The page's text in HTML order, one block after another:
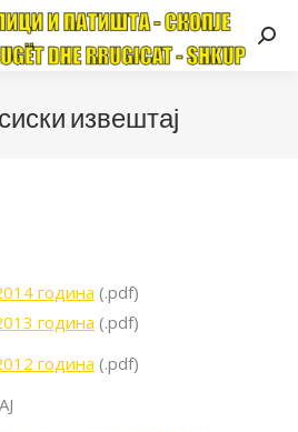
извештај
година (.pdf)
година (.pdf)
година (.pdf)